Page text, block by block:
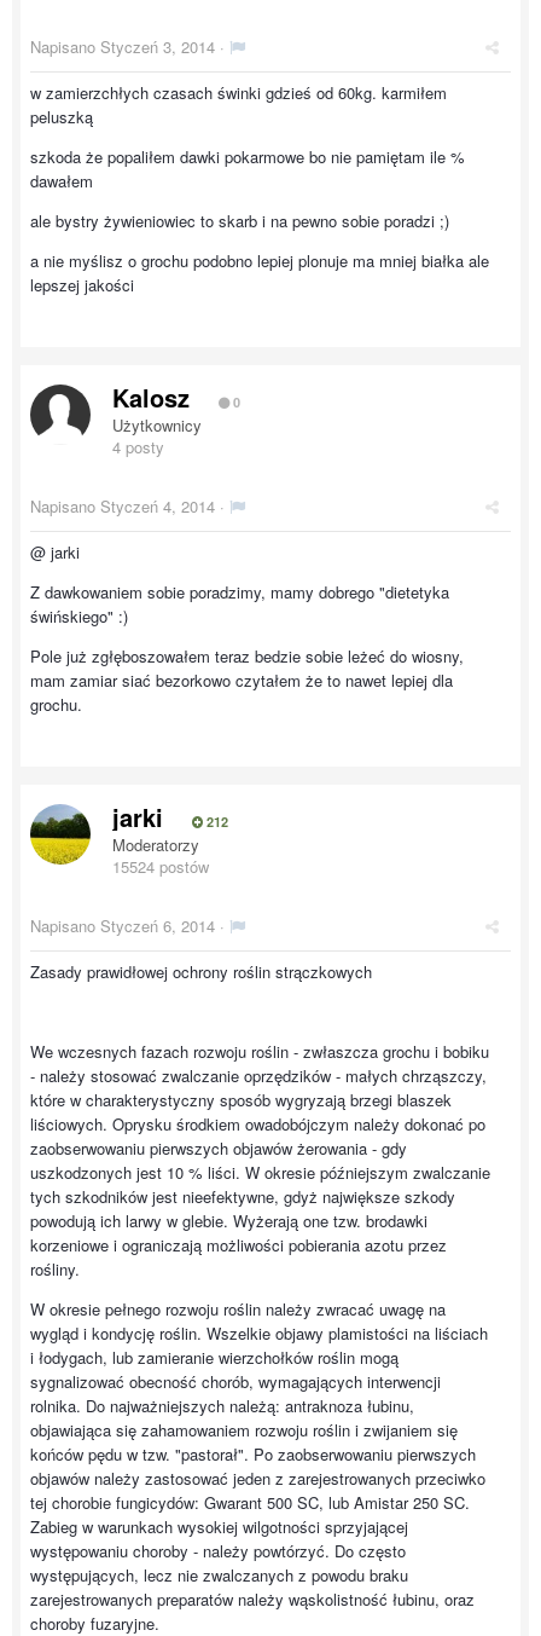
Napisano Styczeń 3, 2014 ·
w zamierzchłych czasach świnki gdzieś od 60kg. karmiłem
peluszką
szkoda że popaliłem dawki pokarmowe bo nie pamiętam ile %
dawałem
ale bystry żywieniowiec to skarb i na pewno sobie poradzi ;)
a nie myślisz o grochu podobno lepiej plonuje ma mniej białka ale
lepszej jakości
Kalosz 0
Użytkownicy
4 posty
Napisano Styczeń 4, 2014 ·
@ jarki
Z dawkowaniem sobie poradzimy, mamy dobrego "dietetyka
świńskiego" :)
Pole już zgłęboszowałem teraz bedzie sobie leżeć do wiosny,
mam zamiar siać bezorkowo czytałem że to nawet lepiej dla
grochu.
jarki 212
Moderatorzy
15524 postów
Napisano Styczeń 6, 2014 ·
Zasady prawidłowej ochrony roślin strączkowych
We wczesnych fazach rozwoju roślin - zwłaszcza grochu i bobiku
- należy stosować zwalczanie oprzędzików - małych chrząszczy,
które w charakterystyczny sposób wygryzają brzegi blaszek
liściowych. Oprysku środkiem owadobójczym należy dokonać po
zaobserwowaniu pierwszych objawów żerowania - gdy
uszkodzonych jest 10 % liści. W okresie późniejszym zwalczanie
tych szkodników jest nieefektywne, gdyż największe szkody
powodują ich larwy w glebie. Wyżerają one tzw. brodawki
korzeniowe i ograniczają możliwości pobierania azotu przez
rośliny.
W okresie pełnego rozwoju roślin należy zwracać uwagę na
wygląd i kondycję roślin. Wszelkie objawy plamistości na liściach
i łodygach, lub zamieranie wierzchołków roślin mogą
sygnalizować obecność chorób, wymagających interwencji
rolnika. Do najważniejszych należą: antraknoza łubinu,
objawiająca się zahamowaniem rozwoju roślin i zwijaniem się
końców pędu w tzw. "pastorał". Po zaobserwowaniu pierwszych
objawów należy zastosować jeden z zarejestrowanych przeciwko
tej chorobie fungicydów: Gwarant 500 SC, lub Amistar 250 SC.
Zabieg w warunkach wysokiej wilgotności sprzyjającej
występowaniu choroby - należy powtórzyć. Do często
występujących, lecz nie zwalczanych z powodu braku
zarejestrowanych preparatów należy wąskolistność łubinu, oraz
choroby fuzaryjne.